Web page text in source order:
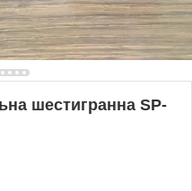
шестигранна SP-